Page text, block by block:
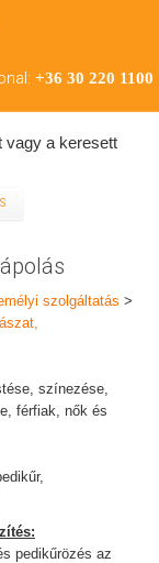
+36 30 220 1100
vagy a keresett
szolgáltatás >
színezése,
férfiak, nők és
pedikűrözés az